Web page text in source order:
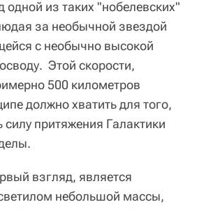
одной из таких "нобелевских"
за необычной звездой
с необычно высокой
Этой скорости,
500 километров
должно хватить для того,
силу притяжения Галактики
взгляд, является
небольшой массы,